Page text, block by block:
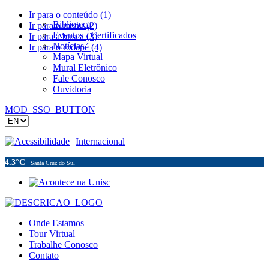
Ir para o conteúdo (1)
Ir para o menu (2)
Ir para a busca (3)
Ir para o rodapé (4)
Biblioteca
Eventos / Certificados
Notícias
Mapa Virtual
Mural Eletrônico
Fale Conosco
Ouvidoria
MOD_SSO_BUTTON
Acessibilidade Internacional
4.3°C Santa Cruz do Sul
Onde Estamos
Tour Virtual
Trabalhe Conosco
Contato